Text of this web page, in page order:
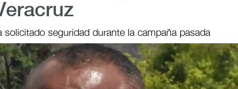
solicitado seguridad durante la campaña pasada